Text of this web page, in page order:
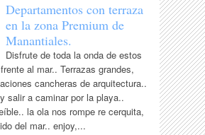
Departamentos con terraza
en la zona Premium de
Manantiales.
Disfrute de toda la onda de estos
al mar.. Terrazas grandes,
cancheras de arquitectura..
salir a caminar por la playa..
la ola nos rompe re cerquita,
del mar.. enjoy,...